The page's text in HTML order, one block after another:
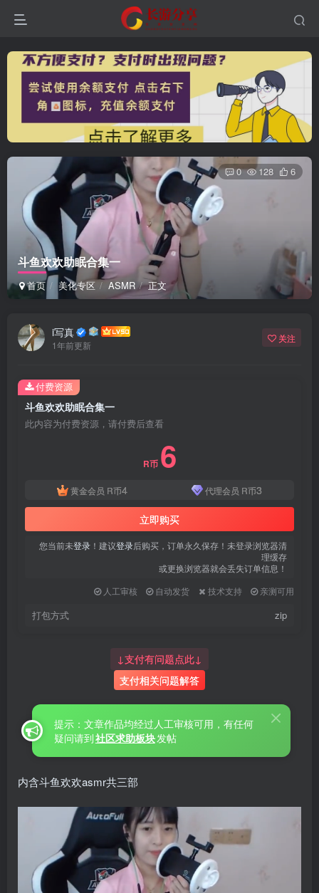
斗鱼欢欢助眠合集一
首页 美化专区 ASMR 正文
0 128 6
i写真
1年前更新
关注
斗鱼欢欢助眠合集一
此内容为付费资源，请付费后查看
R币 6
黄金会员 R币4 代理会员 R币3
立即购买
您当前未登录 ！建议登录后购买，订单永久保存！未登录浏览器清
理缓存
或更换浏览器就会丢失订单信息！
人工审核
自动发货 技术支持 亲测可用
打包方式 zip
付费资源
↓支付有问题点此↓
支付相关问题解答
提示：文章作品均经过人工审核可用，有任何
疑问请到社区求助板块发帖
内含斗鱼欢欢asmr共三部
登录
没有账号？立即注册
用户名或邮箱
登录密码
社交账号登录
使用社交账号登录即表示同意 用户协议、隐私声明